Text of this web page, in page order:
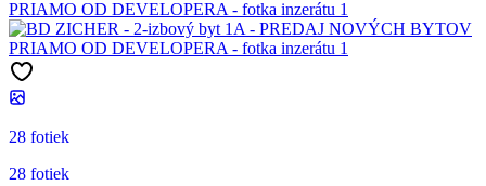
28 fotiek
28 fotiek